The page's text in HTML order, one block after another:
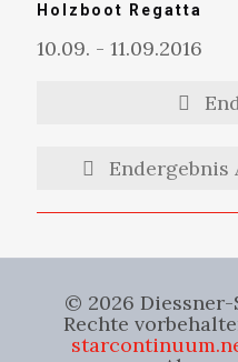
Holzboot Regatta
10.09. - 11.09.2016
Endergebnis
© 2026 Diessner-
Rechte